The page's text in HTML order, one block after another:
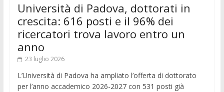
Università di Padova, dottorati in
crescita: 616 posti e il 96% dei
ricercatori trova lavoro entro un
anno
23 luglio 2026
L’Università di Padova ha ampliato l’offerta di dottorato
per l’anno accademico 2026-2027 con 531 posti già